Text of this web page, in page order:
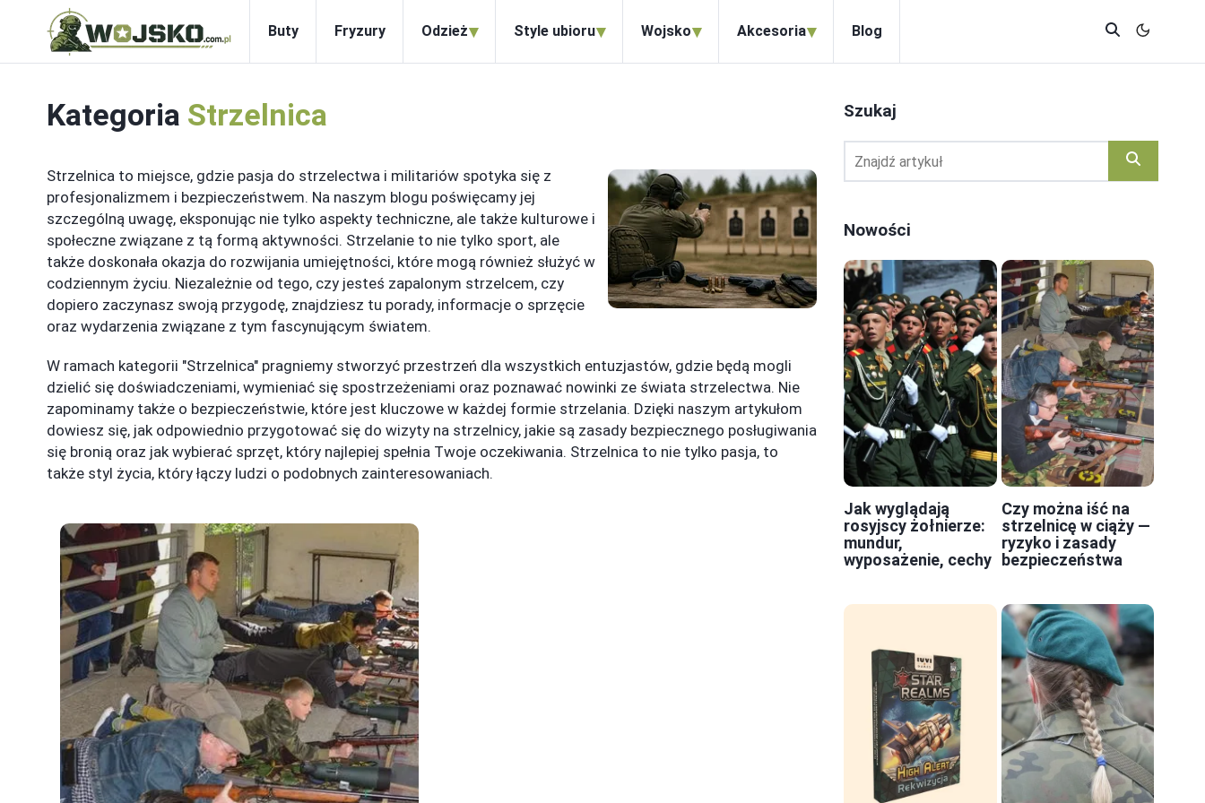
Buty Fryzury Odzież▾ Style ubioru▾ Wojsko▾ Akcesoria▾ Blog
Kategoria Strzelnica
Strzelnica to miejsce, gdzie pasja do strzelectwa i militariów spotyka się z
profesjonalizmem i bezpieczeństwem. Na naszym blogu poświęcamy jej
szczególną uwagę, eksponując nie tylko aspekty techniczne, ale także kulturowe i
społeczne związane z tą formą aktywności. Strzelanie to nie tylko sport, ale
także doskonała okazja do rozwijania umiejętności, które mogą również służyć w
codziennym życiu. Niezależnie od tego, czy jesteś zapalonym strzelcem, czy
dopiero zaczynasz swoją przygodę, znajdziesz tu porady, informacje o sprzęcie
oraz wydarzenia związane z tym fascynującym światem.
W ramach kategorii "Strzelnica" pragniemy stworzyć przestrzeń dla wszystkich entuzjastów, gdzie będą mogli
dzielić się doświadczeniami, wymieniać się spostrzeżeniami oraz poznawać nowinki ze świata strzelectwa. Nie
zapominamy także o bezpieczeństwie, które jest kluczowe w każdej formie strzelania. Dzięki naszym artykułom
dowiesz się, jak odpowiednio przygotować się do wizyty na strzelnicy, jakie są zasady bezpiecznego posługiwania
się bronią oraz jak wybierać sprzęt, który najlepiej spełnia Twoje oczekiwania. Strzelnica to nie tylko pasja, to
także styl życia, który łączy ludzi o podobnych zainteresowaniach.
Szukaj
Nowości
Jak wyglądają
rosyjscy żołnierze:
mundur,
wyposażenie, cechy
Czy można iść na
strzelnicę w ciąży —
ryzyko i zasady
bezpieczeństwa